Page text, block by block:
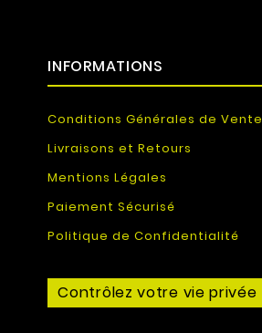
INFORMATIONS
Conditions Générales de Vente
Livraisons et Retours
Mentions Légales
Paiement Sécurisé
Politique de Confidentialité
Contrôlez votre vie privée